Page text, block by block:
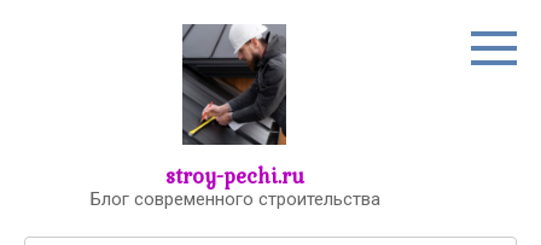
stroy-pechi.ru
Блог современного строительства